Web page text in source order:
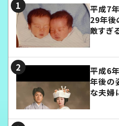
平成7
29年後
敵すぎ
平成6
年後の
な夫婦